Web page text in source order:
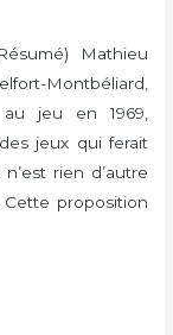
Mathieu
Montbéliard,
jeu en 1969,
jeux qui ferait
rien d’autre
proposition